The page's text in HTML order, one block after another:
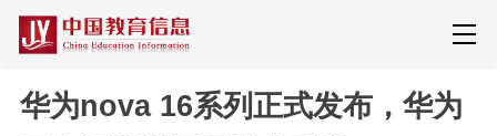
华为nova 16系列正式发布，华为